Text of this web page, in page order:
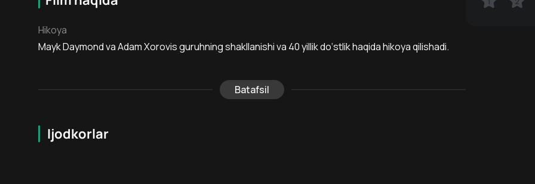
Hikoya
Mayk Daymond va Adam Xorovis guruhning shakllanishi va 40 yillik do‘stlik haqida hikoya qilishadi.
Batafsil
Ijodkorlar